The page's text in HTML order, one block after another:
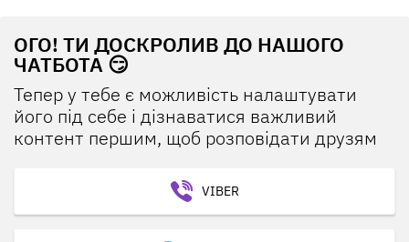
ОГО! ТИ ДОСКРОЛИВ ДО НАШОГО
ЧАТБОТА 😏
Тепер у тебе є можливість налаштувати
його під себе і дізнаватися важливий
контент першим, щоб розповідати друзям
VIBER